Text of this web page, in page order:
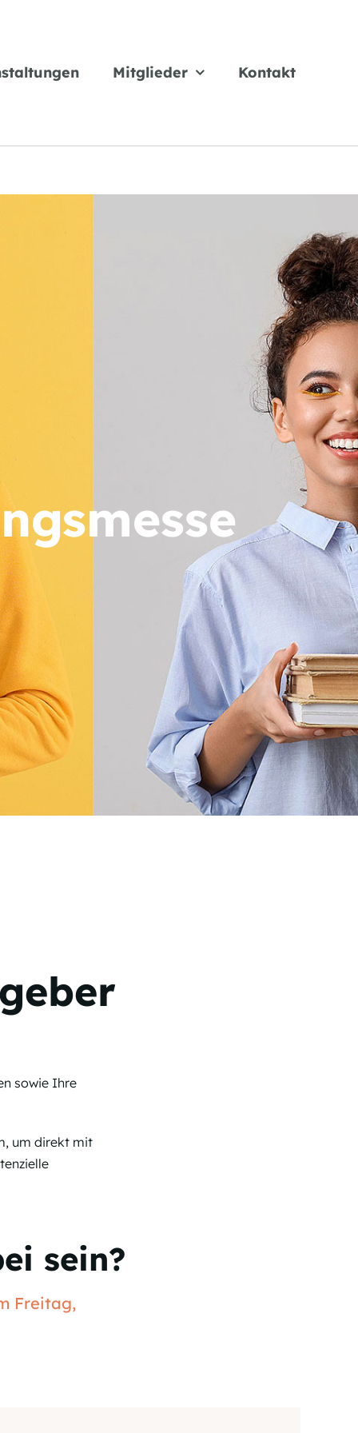
Mitglieder Kontakt
sowie Ihre
um direkt mit
sein?
Freitag,